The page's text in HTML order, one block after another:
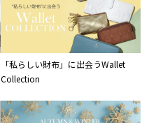
「私らしい財布」に出会うWallet
Collection